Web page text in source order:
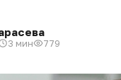
3 мин 779